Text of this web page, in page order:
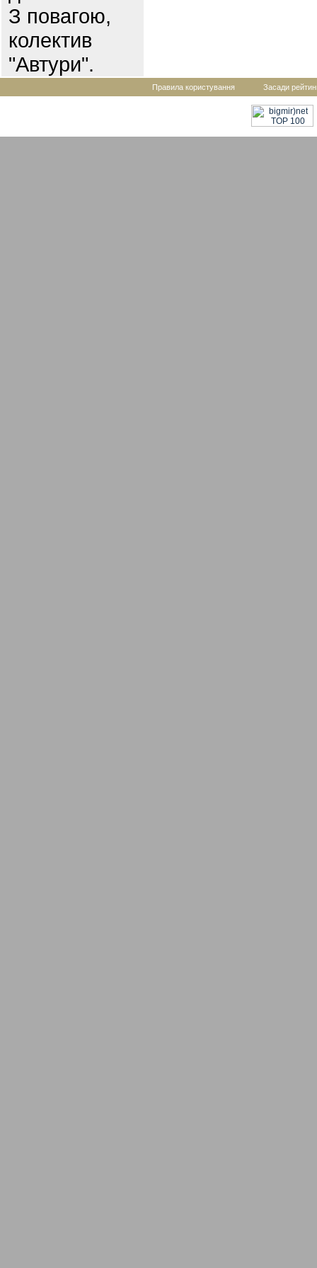
З повагою,
колектив
"Автури".
Правила користування Засади